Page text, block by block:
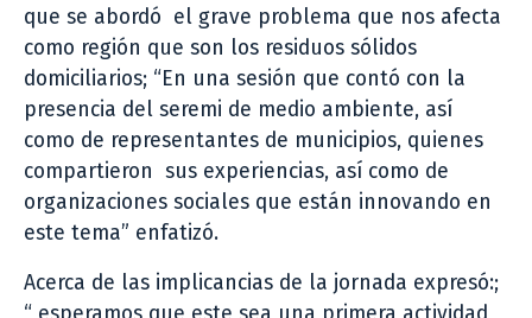
que se abordó el grave problema que nos afecta
como región que son los residuos sólidos
domiciliarios; “En una sesión que contó con la
presencia del seremi de medio ambiente, así
como de representantes de municipios, quienes
compartieron sus experiencias, así como de
organizaciones sociales que están innovando en
este tema” enfatizó.
Acerca de las implicancias de la jornada expresó:;